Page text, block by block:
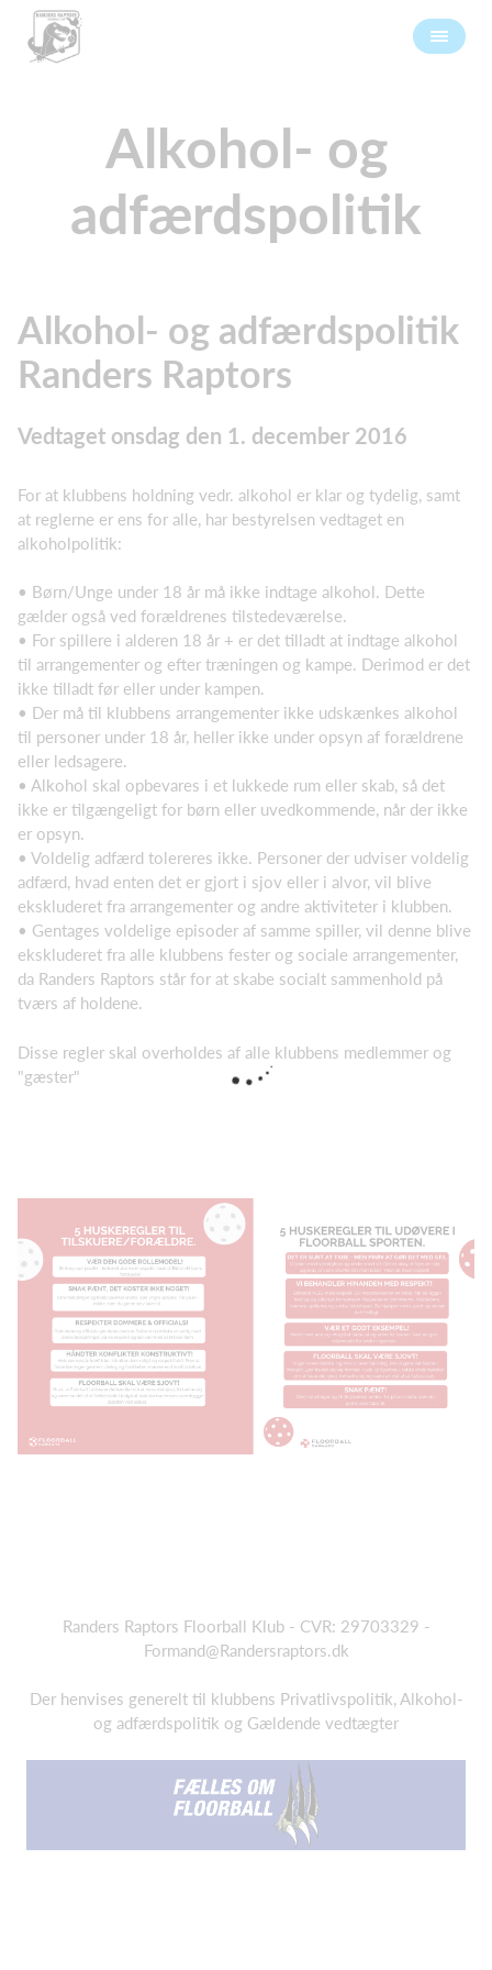
Alkohol- og
adfærdspolitik
Alkohol- og adfærdspolitik
Randers Raptors
Vedtaget onsdag den 1. december 2016
For at klubbens holdning vedr. alkohol er klar og tydelig, samt
at reglerne er ens for alle, har bestyrelsen vedtaget en
alkoholpolitik:
• Børn/Unge under 18 år må ikke indtage alkohol. Dette
gælder også ved forældrenes tilstedeværelse.
• For spillere i alderen 18 år + er det tilladt at indtage alkohol
til arrangementer og efter træningen og kampe. Derimod er det
ikke tilladt før eller under kampen.
• Der må til klubbens arrangementer ikke udskænkes alkohol
til personer under 18 år, heller ikke under opsyn af forældrene
eller ledsagere.
• Alkohol skal opbevares i et lukkede rum eller skab, så det
ikke er tilgængeligt for børn eller uvedkommende, når der ikke
er opsyn.
• Voldelig adfærd tolereres ikke. Personer der udviser voldelig
adfærd, hvad enten det er gjort i sjov eller i alvor, vil blive
ekskluderet fra arrangementer og andre aktiviteter i klubben.
• Gentages voldelige episoder af samme spiller, vil denne blive
ekskluderet fra alle klubbens fester og sociale arrangementer,
da Randers Raptors står for at skabe socialt sammenhold på
tværs af holdene.
Disse regler skal overholdes af alle klubbens medlemmer og
"gæster"
Randers Raptors Floorball Klub - CVR: 29703329 -
Formand@Randersraptors.dk
Der henvises generelt til klubbens Privatlivspolitik, Alkohol-
og adfærdspolitik og Gældende vedtægter